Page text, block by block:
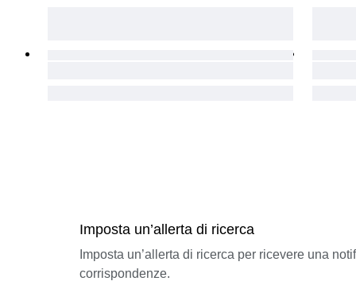
Imposta un’allerta di ricerca
Imposta un’allerta di ricerca per ricevere una
corrispondenze.